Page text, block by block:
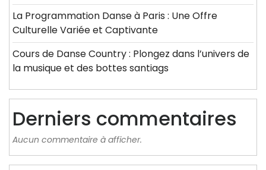
La Programmation Danse à Paris : Une Offre
Culturelle Variée et Captivante
Cours de Danse Country : Plongez dans l’univers de
la musique et des bottes santiags
Derniers commentaires
Aucun commentaire à afficher.